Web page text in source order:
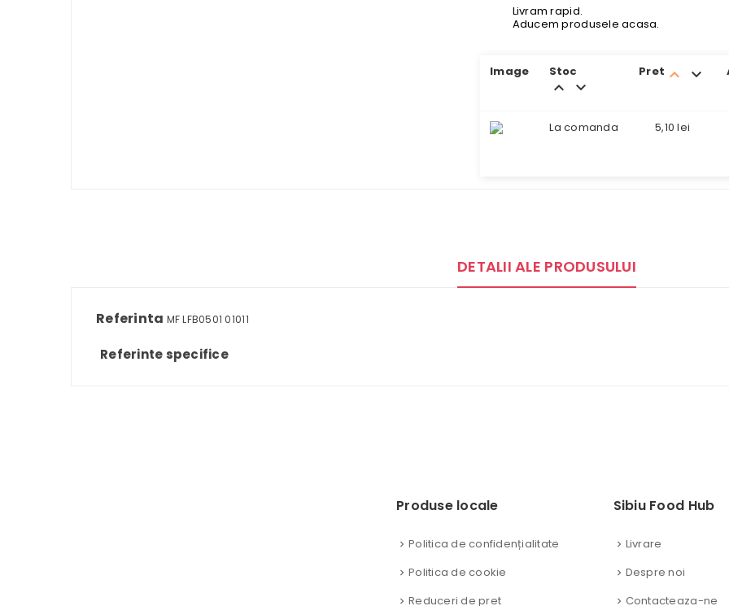
Livram rapid.
Aducem produsele acasa.
Image Stoc
keyboard_arrow_up keyboard_arrow_down
Pret keyboard_arrow_up keyboard_arrow_down
La comanda 5,10 lei
DETALII ALE PRODUSULUI
Referinta MF LFB0501 01011
Referinte specifice
Produse locale
Politica de confidențialitate
Politica de cookie
Reduceri de pret
Sibiu Food Hub
Livrare
Despre noi
Contacteaza-ne